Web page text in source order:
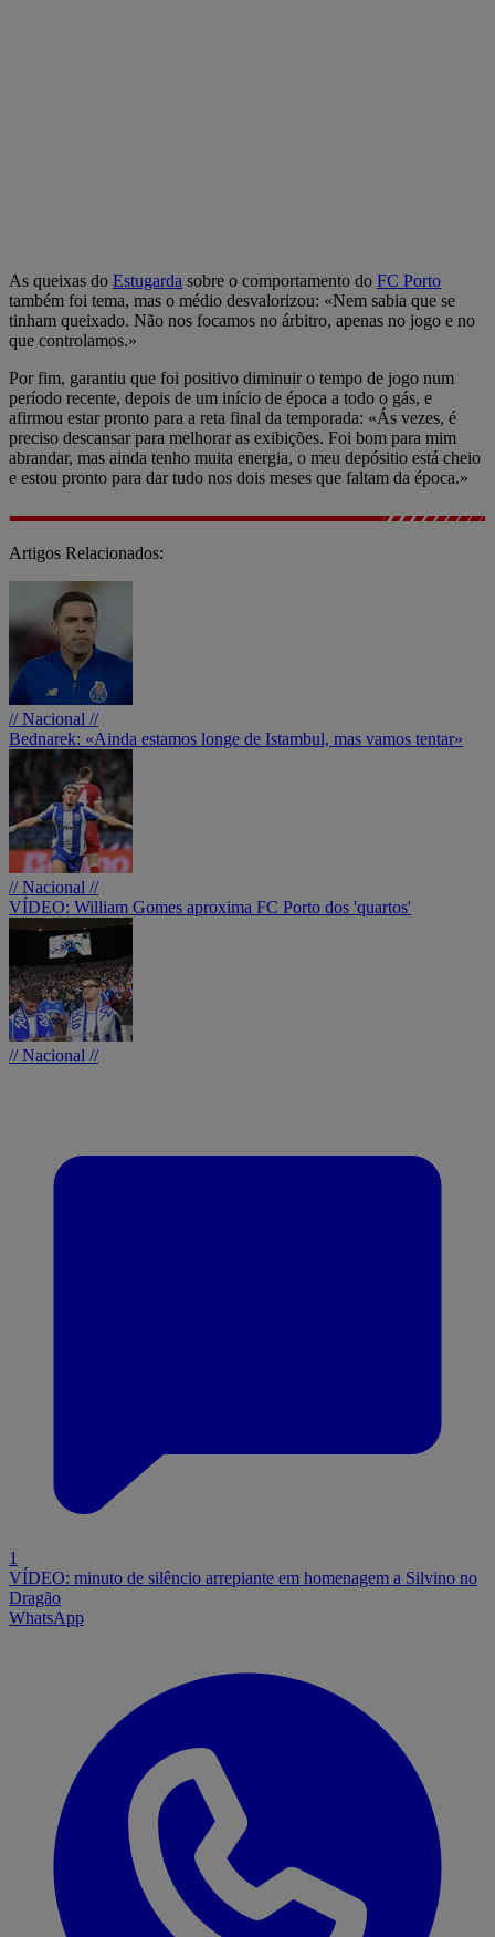
As queixas do Estugarda sobre o comportamento do FC Porto
também foi tema, mas o médio desvalorizou: «Nem sabia que se
tinham queixado. Não nos focamos no árbitro, apenas no jogo e no
que controlamos.»
Por fim, garantiu que foi positivo diminuir o tempo de jogo num
período recente, depois de um início de época a todo o gás, e
afirmou estar pronto para a reta final da temporada: «Ás vezes, é
preciso descansar para melhorar as exibições. Foi bom para mim
abrandar, mas ainda tenho muita energia, o meu depósitio está cheio
e estou pronto para dar tudo nos dois meses que faltam da época.»
Artigos Relacionados:
// Nacional //
Bednarek: «Ainda estamos longe de Istambul, mas vamos tentar»
// Nacional //
VÍDEO: William Gomes aproxima FC Porto dos 'quartos'
// Nacional //
1
VÍDEO: minuto de silêncio arrepiante em homenagem a Silvino no
Dragão
WhatsApp